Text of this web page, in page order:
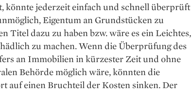
könnte jederzeit einfach und schnell überprüft
Eigentum an Grundstücken zu
Titel dazu zu haben bzw. wäre es ein Leichtes,
zu machen. Wenn die Überprüfung des
an Immobilien in kürzester Zeit und ohne
Behörde möglich wäre, könnten die
auf einen Bruchteil der Kosten sinken. Der